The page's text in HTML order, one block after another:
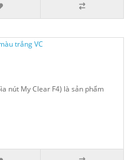
nút My Clear F4) là sản phẩm